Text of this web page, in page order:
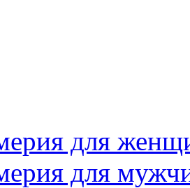
для
для